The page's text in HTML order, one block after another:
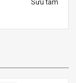
Sưu tầm